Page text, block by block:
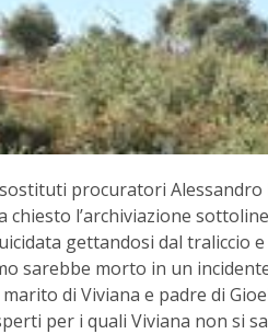
procuratori Alessandro
chiesto l’archiviazione
gettandosi dal traliccio
sarebbe morto in un
di Viviana e padre di
per i quali Viviana non si